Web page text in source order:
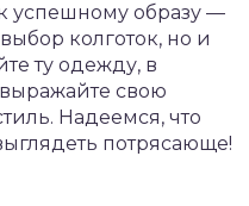
успешному образу —
колготок, но и
ту одежду, в
свою
Надеемся, что
потрясающе!